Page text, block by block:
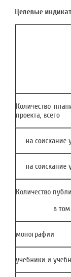
Целевые
Количество
проекта, всего
на соискание
на соискание
Количество
в том
монографии
учебники и